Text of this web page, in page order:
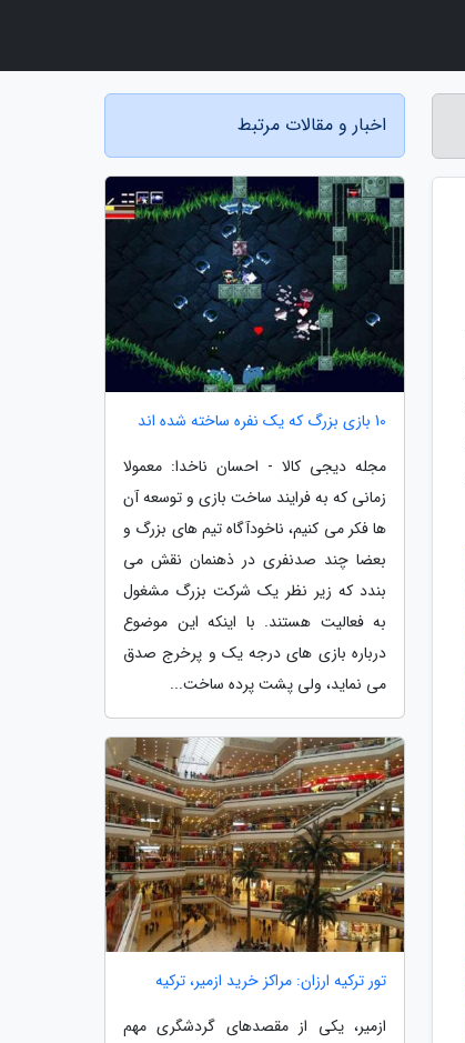
اخبار و مقالات مرتبط
10 بازی بزرگ که یک نفره ساخته شده اند
مجله دیجی کالا - احسان ناخدا: معمولا
زمانی که به فرایند ساخت بازی و توسعه آن
ها فکر می کنیم، ناخودآگاه تیم های بزرگ و
بعضا چند صدنفری در ذهنمان نقش می
بندد که زیر نظر یک شرکت بزرگ مشغول
به فعالیت هستند. با اینکه این موضوع
درباره بازی های درجه یک و پرخرج صدق
می نماید، ولی پشت پرده ساخت...
تور ترکیه ارزان: مراکز خرید ازمیر، ترکیه
ازمیر، یکی از مقصدهای گردشگری مهم